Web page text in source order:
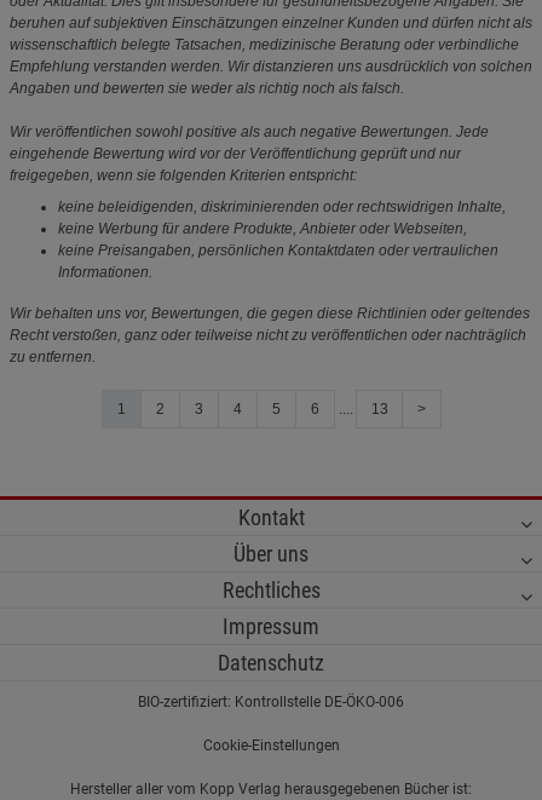
beruhen auf subjektiven Einschätzungen einzelner Kunden und dürfen nicht als
wissenschaftlich belegte Tatsachen, medizinische Beratung oder verbindliche
Empfehlung verstanden werden. Wir distanzieren uns ausdrücklich von solchen
Angaben und bewerten sie weder als richtig noch als falsch.
Wir veröffentlichen sowohl positive als auch negative Bewertungen. Jede
eingehende Bewertung wird vor der Veröffentlichung geprüft und nur
freigegeben, wenn sie folgenden Kriterien entspricht:
keine beleidigenden, diskriminierenden oder rechtswidrigen Inhalte,
keine Werbung für andere Produkte, Anbieter oder Webseiten,
keine Preisangaben, persönlichen Kontaktdaten oder vertraulichen
Informationen.
Wir behalten uns vor, Bewertungen, die gegen diese Richtlinien oder geltendes
Recht verstoßen, ganz oder teilweise nicht zu veröffentlichen oder nachträglich
zu entfernen.
1 2 3 4 5 6 13 >
Kontakt
Über uns
Rechtliches
Impressum
Datenschutz
BIO-zertifiziert: Kontrollstelle DE-ÖKO-006
Cookie-Einstellungen
Hersteller aller vom Kopp Verlag herausgegebenen Bücher ist: